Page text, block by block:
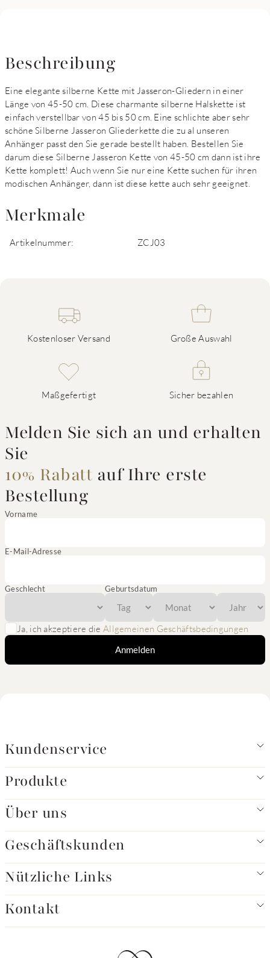
Beschreibung
Eine elegante silberne Kette mit Jasseron-Gliedern in einer
Länge von 45-50 cm. Diese charmante silberne Halskette ist
einfach verstellbar von 45 bis 50 cm. Eine schlichte aber sehr
schöne Silberne Jasseron Gliederkette die zu al unseren
Anhänger passt den Sie gerade bestellt haben. Bestellen Sie
darum diese Silberne Jasseron Kette von 45-50 cm dann ist ihre
Kette komplett! Auch wenn Sie nur eine Kette suchen für ihren
modischen Anhänger, dann ist diese kette auch sehr geeignet.
Merkmale
Artikelnummer: ZCJ03
Kostenloser Versand Große Auswahl
Maßgefertigt Sicher bezahlen
Melden Sie sich an und erhalten
Sie
10% Rabatt auf Ihre erste
Bestellung
Vorname
E-Mail-Adresse
Geschlecht Geburtsdatum
Ja, ich akzeptiere die Allgemeinen Geschäftsbedingungen
Anmelden
Kundenservice
Produkte
Über uns
Geschäftskunden
Nützliche Links
Kontakt